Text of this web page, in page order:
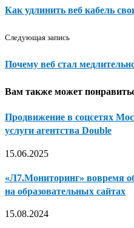
Как удлинить веб кабель
Следующая запись
Почему веб стал
Вам также может
Продвижение в соцсетях
услуги агентства Double
15.06.2025
«Л7.Мониторинг» вовремя
на образовательных сайтах
15.08.2024